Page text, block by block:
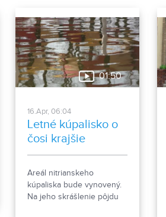
01:50
16.Apr, 06:04
Letné kúpalisko o
čosi krajšie
Areál nitrianskeho
kúpaliska bude vynovený.
Na jeho skrášlenie pôjdu